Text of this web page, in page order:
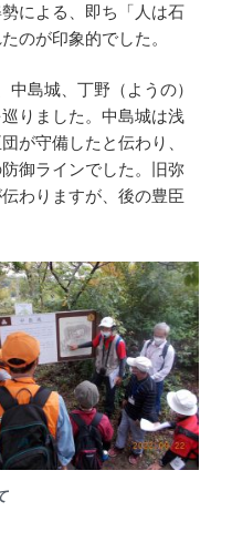
による、即ち「人は石
のが印象的でした。
島城、丁野（ようの）
りました。中島城は浅
が守備したと伝わり、
御ラインでした。旧弥
わりますが、後の豊臣